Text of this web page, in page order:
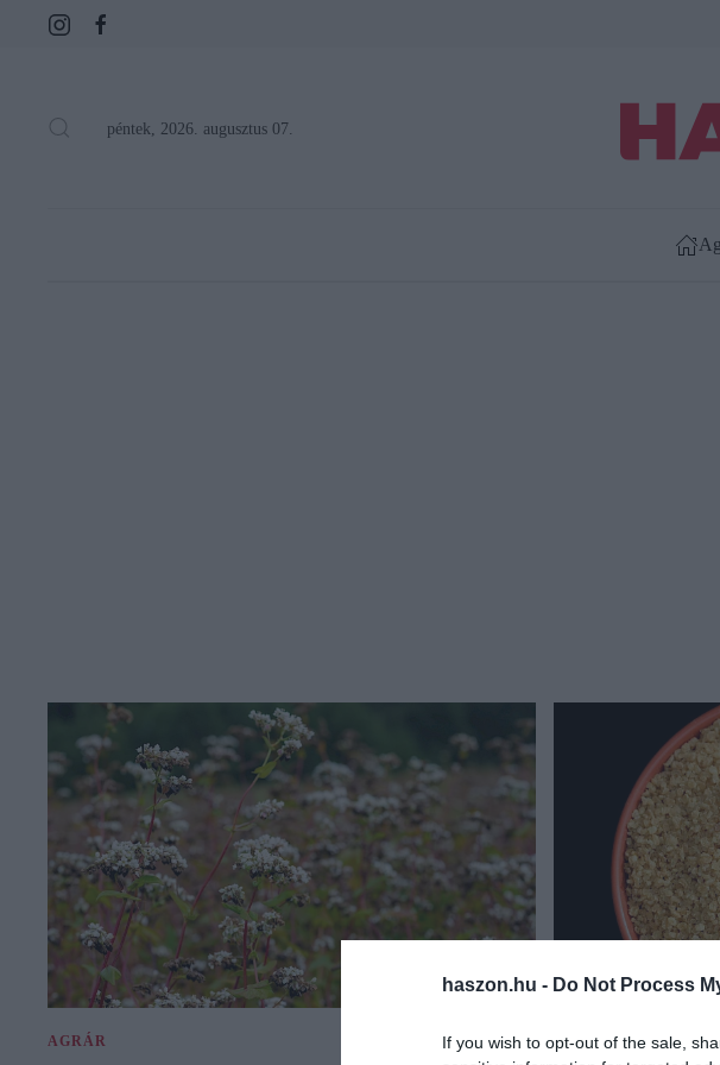
haszon.hu - Do Not Process
If you wish to opt-out of the sale,
péntek, 2026. augusztus 07.
AGRÁR INNOVÁCIÓ